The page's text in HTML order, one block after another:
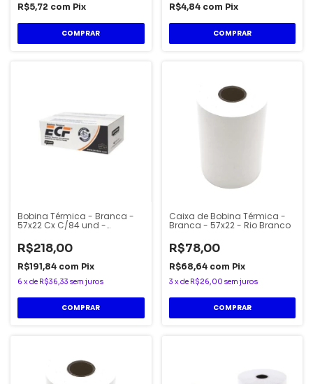
R$5,72 com Pix R$4,84 com Pix
Bobina Térmica - Branca -
57x22 Cx C/84 und -
R$218,00
R$191,84 com Pix
6 xde R$36,33 sem juros
Caixa de Bobina Térmica -
Branca - 57x22 - Rio Branco
R$78,00
R$68,64 com Pix
3 xde R$26,00 sem juros